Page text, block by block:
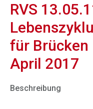
RVS
für Brücken
April 2017
Beschreibung